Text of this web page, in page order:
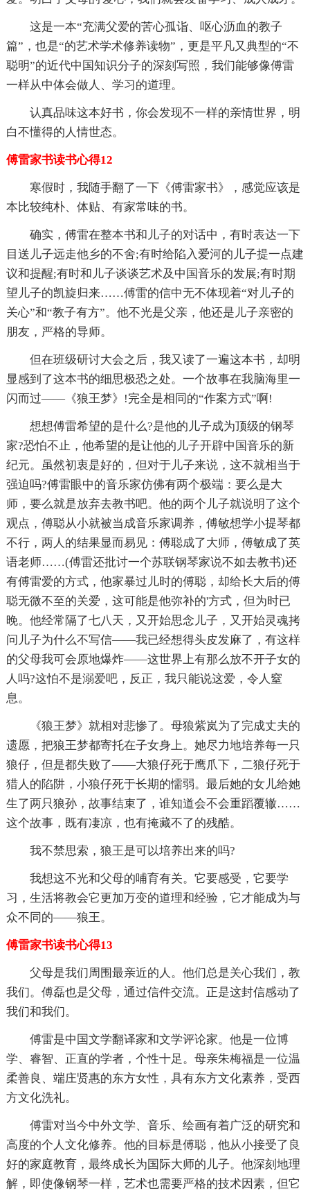
这是一本“充满父爱的苦心孤诣、呕心沥血的教子
篇”，也是“的艺术学术修养读物”，更是平凡又典型的“不
聪明”的近代中国知识分子的深刻写照，我们能够像傅雷
一样从中体会做人、学习的道理。
认真品味这本好书，你会发现不一样的亲情世界，明
白不懂得的人情世态。
傅雷家书读书心得12
寒假时，我随手翻了一下《傅雷家书》，感觉应该是
本比较纯朴、体贴、有家常味的书。
确实，傅雷在整本书和儿子的对话中，有时表达一下
目送儿子远走他乡的不舍;有时给陷入爱河的儿子提一点建
议和提醒;有时和儿子谈谈艺术及中国音乐的发展;有时期
望儿子的凯旋归来……傅雷的信中无不体现着“对儿子的
关心”和“教子有方”。他不光是父亲，他还是儿子亲密的
朋友，严格的导师。
但在班级研讨大会之后，我又读了一遍这本书，却明
显感到了这本书的细思极恐之处。一个故事在我脑海里一
闪而过——《狼王梦》!完全是相同的“作案方式”啊!
想想傅雷希望的是什么?是他的儿子成为顶级的钢琴
家?恐怕不止，他希望的是让他的儿子开辟中国音乐的新
纪元。虽然初衷是好的，但对于儿子来说，这不就相当于
强迫吗?傅雷眼中的音乐家仿佛有两个极端：要么是大
师，要么就是放弃去教书吧。他的两个儿子就说明了这个
观点，傅聪从小就被当成音乐家调养，傅敏想学小提琴都
不行，两人的结果显而易见：傅聪成了大师，傅敏成了英
语老师……(傅雷还批讨一个苏联钢琴家说不如去教书)还
有傅雷爱的方式，他家暴过儿时的傅聪，却给长大后的傅
聪无微不至的关爱，这可能是他弥补的'方式，但为时已
晚。他经常隔了七八天，又开始思念儿子，又开始灵魂拷
问儿子为什么不写信——我已经想得头皮发麻了，有这样
的父母我可会原地爆炸——这世界上有那么放不开子女的
人吗?这怕不是溺爱吧，反正，我只能说这爱，令人窒
息。
《狼王梦》就相对悲惨了。母狼紫岚为了完成丈夫的
遗愿，把狼王梦都寄托在子女身上。她尽力地培养每一只
狼仔，但是都失败了——大狼仔死于鹰爪下，二狼仔死于
猎人的陷阱，小狼仔死于长期的懦弱。最后她的女儿给她
生了两只狼孙，故事结束了，谁知道会不会重蹈覆辙……
这个故事，既有凄凉，也有掩藏不了的残酷。
我不禁思索，狼王是可以培养出来的吗?
我想这不光和父母的哺育有关。它要感受，它要学
习，生活将教会它更加万变的道理和经验，它才能成为与
众不同的——狼王。
傅雷家书读书心得13
父母是我们周围最亲近的人。他们总是关心我们，教
我们。傅磊也是父母，通过信件交流。正是这封信感动了
我们和我们。
傅雷是中国文学翻译家和文学评论家。他是一位博
学、睿智、正直的学者，个性十足。母亲朱梅福是一位温
柔善良、端庄贤惠的东方女性，具有东方文化素养，受西
方文化洗礼。
傅雷对当今中外文学、音乐、绘画有着广泛的研究和
高度的个人文化修养。他的目标是傅聪，他从小接受了良
好的家庭教育，最终成长为国际大师的儿子。他深刻地理
解，即使像钢琴一样，艺术也需要严格的技术因素，但它